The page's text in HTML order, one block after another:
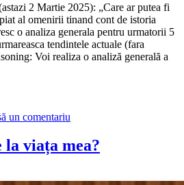
2 Martie 2025): „Care ar putea fi
al omenirii tinand cont de istoria
o analiza generala pentru urmatorii 5
tendintele actuale (fara
Voi realiza o analiză generală a
un comentariu
la viața mea?